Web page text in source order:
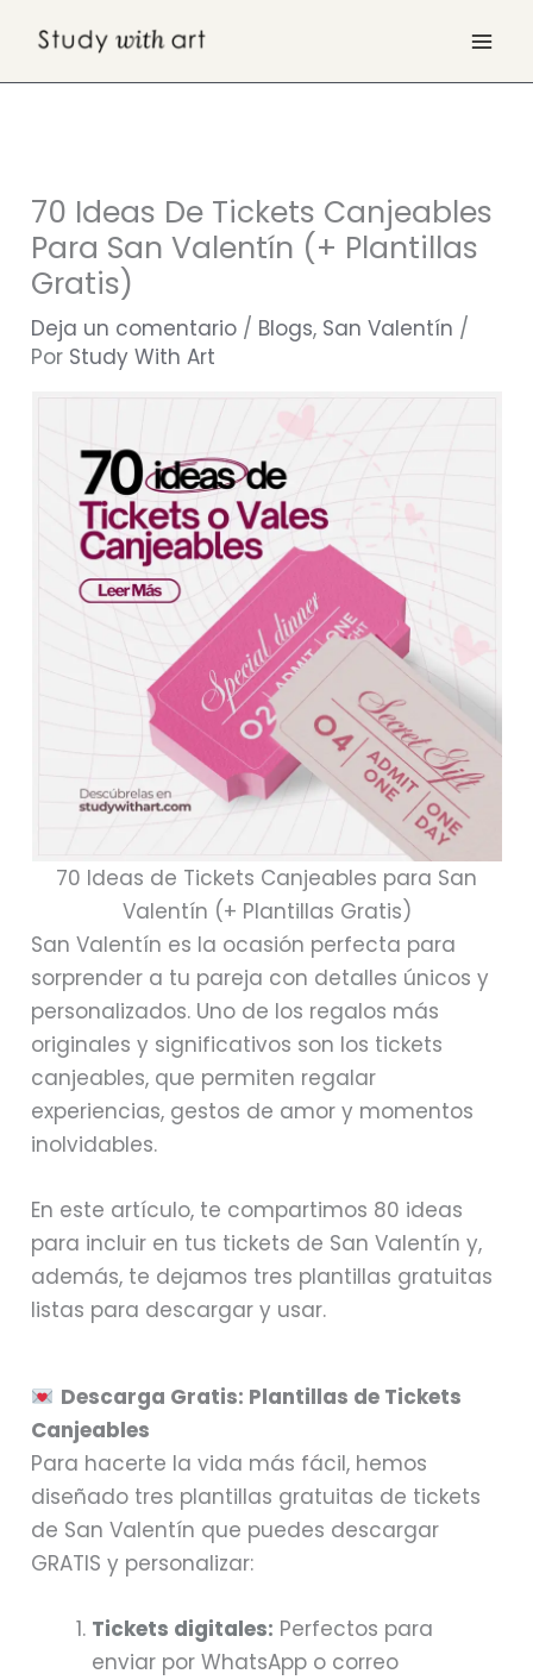
contenido
70 Ideas De Tickets Canjeables
Para San Valentín (+ Plantillas
Gratis)
Deja un comentario / Blogs, San Valentín /
Por Study With Art
70 Ideas de Tickets Canjeables para San
Valentín (+ Plantillas Gratis)
San Valentín es la ocasión perfecta para
sorprender a tu pareja con detalles únicos y
personalizados. Uno de los regalos más
originales y significativos son los tickets
canjeables, que permiten regalar
experiencias, gestos de amor y momentos
inolvidables.
En este artículo, te compartimos 80 ideas
para incluir en tus tickets de San Valentín y,
además, te dejamos tres plantillas gratuitas
listas para descargar y usar.
Descarga Gratis: Plantillas de Tickets
Canjeables
Para hacerte la vida más fácil, hemos
diseñado tres plantillas gratuitas de tickets
de San Valentín que puedes descargar
GRATIS y personalizar:
Tickets digitales: Perfectos para
enviar por WhatsApp o correo